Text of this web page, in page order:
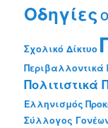
Οδηγίες
Σχολικό Δίκτυο
Ελληνισμός
Σύλλογος